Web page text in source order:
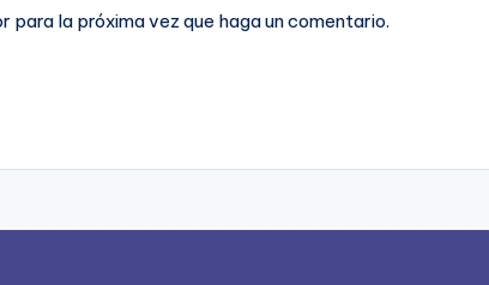
la próxima vez que haga un comentario.